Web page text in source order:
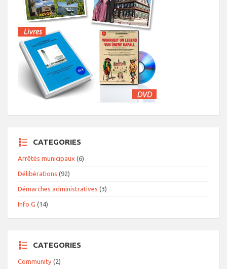
CATEGORIES
Arrêtés municipaux (6)
Délibérations (92)
Démarches administratives (3)
Info G (14)
CATEGORIES
Community (2)